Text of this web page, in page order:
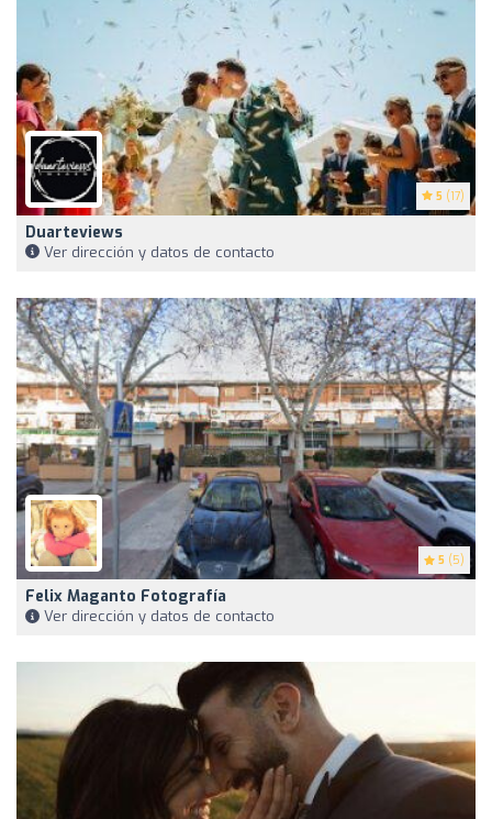
5 (17)
Duarteviews
Ver dirección y datos de contacto
5 (5)
Felix Maganto Fotografía
Ver dirección y datos de contacto